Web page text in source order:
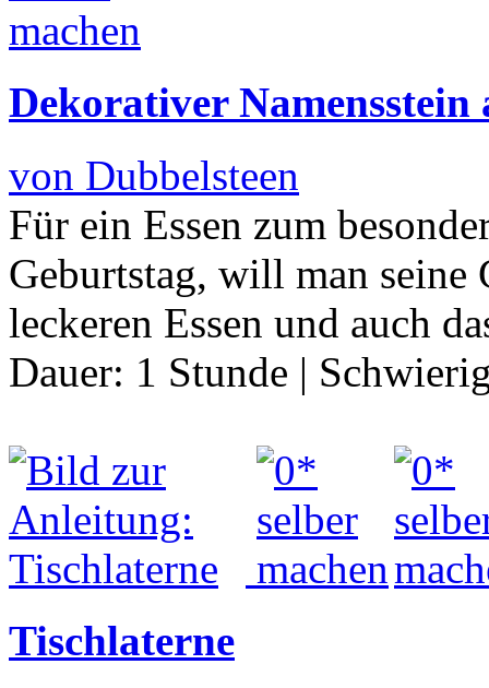
Dekorativer Namensstein
von Dubbelsteen
Für ein Essen zum
Geburtstag, will man seine
leckeren Essen und auch
Dauer: 1 Stunde |
Tischlaterne